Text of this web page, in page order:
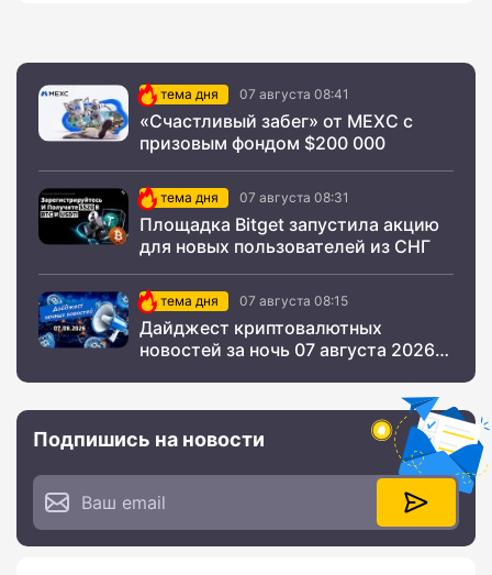
тема дня 07 августа 08:41
«Счастливый забег» от MEXC с
призовым фондом $200 000
тема дня 07 августа 08:31
Площадка Bitget запустила акцию
для новых пользователей из СНГ
тема дня 07 августа 08:15
Дайджест криптовалютных
новостей за ночь 07 августа 2026
Подпишись на новости